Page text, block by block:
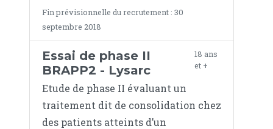
Fin prévisionnelle du recrutement : 30
septembre 2018
Essai de phase II
BRAPP2 - Lysarc
18 ans
et +
Etude de phase II évaluant un
traitement dit de consolidation chez
des patients atteints d’un